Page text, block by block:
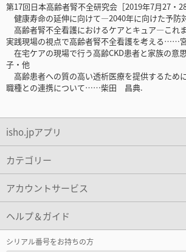
第17回日本高齢者腎不全研究会［2019年7月27・28
健康寿命の延伸に向けて―2040年に向けた予
高齢者腎不全看護におけるケアとキュア―これま
実践現場の視点で高齢者腎不全看護を考える
在宅ケアの現場で行う高齢CKD患者と家族の
子・他
高齢患者への質の高い透析医療を提供するため
職種との連携について……柴田 昌典.
isho.jpアプリ
カテゴリー
アカウントサービス
ヘルプ＆ガイド
シリアル番号をお持ちの方